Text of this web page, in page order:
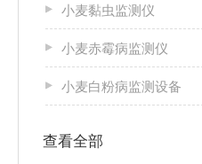
小麦黏虫监测仪
小麦赤霉病监测仪
小麦白粉病监测设备
查看全部